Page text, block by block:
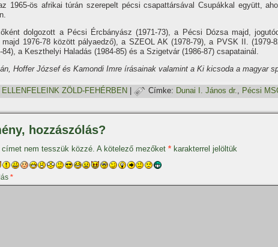
1965-ös afrikai túrán szerepelt pécsi csapattársával Csupákkal együtt,
dolgozott a Pécsi Ércbányász (1971-73), a Pécsi Dózsa majd,
1976-78 között pályaedző), a SZEOL AK (1978-79), a PVSK II. (1979-
84), a Keszthelyi Haladás (1984-85) és a Szigetvár (1986-87) csapatainál.
Hoffer József és Kamondi Imre í­rásainak valamint a Ki kicsoda a magyar
ELLENFELEINK ZÖLD-FEHÉRBEN Címke: Dunai I. János dr., Pécsi
hozzászólás?
címet nem tesszük közzé. A kötelező mezőket * karakterrel jelöltük
*